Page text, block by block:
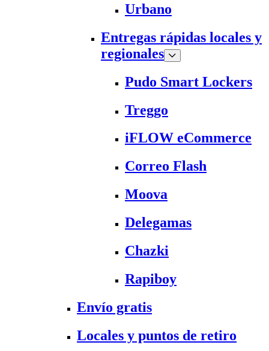
Urbano
Entregas rápidas locales y
regionales
Pudo Smart Lockers
Treggo
iFLOW eCommerce
Correo Flash
Moova
Delegamas
Chazki
Rapiboy
Envío gratis
Locales y puntos de retiro